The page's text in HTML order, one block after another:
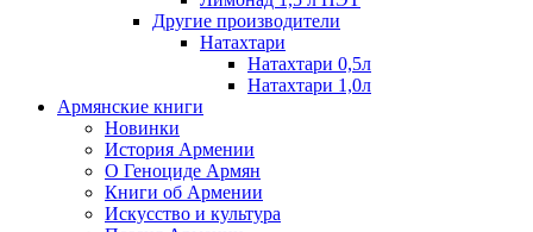
Другие производители
Натахтари
Натахтари 0,5л
Натахтари 1,0л
Армянские книги
Новинки
История Армении
О Геноциде Армян
Книги об Армении
Иcкусство и культура